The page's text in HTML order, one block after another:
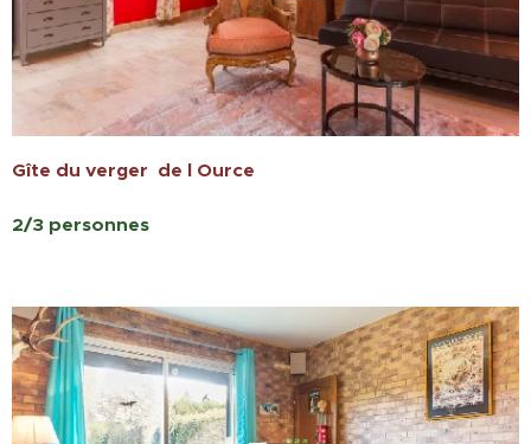
Gîte du verger de l Ource
2/3 personnes